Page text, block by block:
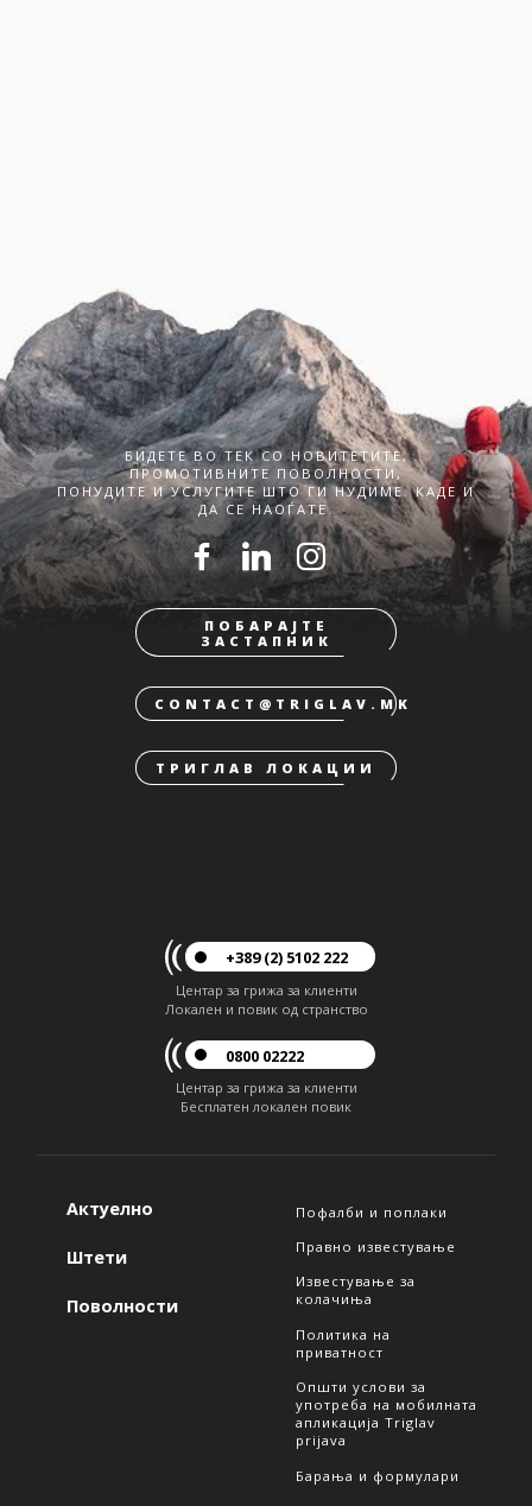
БИДЕТЕ ВО ТЕК СО НОВИТЕТИТЕ,
ПРОМОТИВНИТЕ ПОВОЛНОСТИ,
ПОНУДИТЕ И УСЛУГИТЕ ШТО ГИ НУДИМЕ. КАДЕ И
ДА СЕ НАОЃАТЕ.
ПОБАРАЈТЕ
ЗАСТАПНИК
CONTACT@TRIGLAV.MK
ТРИГЛАВ ЛОКАЦИИ
+389 (2) 5102 222
Центар за грижа за клиенти
Локален и повик од странство
0800 02222
Центар за грижа за клиенти
Бесплатен локален повик
Актуелно
Штети
Поволности
Пофалби и поплаки
Правно известување
Известување за
колачиња
Политика на
приватност
Општи услови за
употреба на мобилната
апликација Triglav
prijava
Барања и формулари